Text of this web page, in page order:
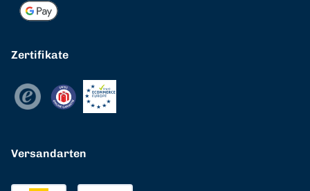
Zertifikate
Versandarten